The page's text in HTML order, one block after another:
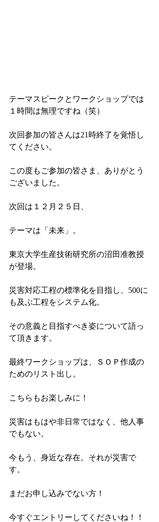
テーマスピークとワークショップでは
１時間は無理ですね（笑）
次回参加の皆さんは21時終了を覚悟し
てください。
この度もご参加の皆さま、ありがとう
ございました。
次回は１２月２５日、
テーマは「未来」。
東京大学生産技術研究所の沼田准教授
が登場。
災害対応工程の標準化を目指し、500に
も及ぶ工程をシステム化。
その意義と目指すべき姿について語っ
て頂きます。
最終ワークショップは、ＳＯＰ作成の
ためのリスト出し。
こちらもお楽しみに！
災害はもはや非日常ではなく、他人事
でもない。
今もう、身近な存在。それが災害で
す。
まだお申し込みでない方！
今すぐエントリーしてくださいね！！